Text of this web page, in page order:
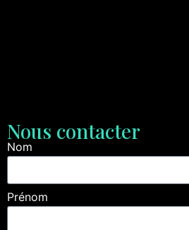
Nous contacter
Nom
Prénom